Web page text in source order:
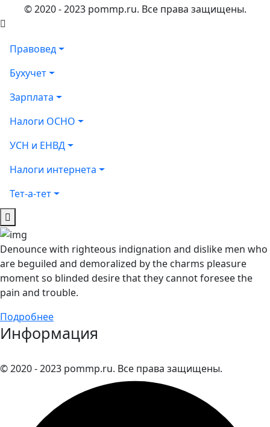
© 2020 - 2023 pommp.ru. Все права защищены.
Правовед
Бухучет
Зарплата
Налоги ОСНО
УСН и ЕНВД
Налоги интернета
Тет-а-тет
Denounce with righteous indignation and dislike men who
are beguiled and demoralized by the charms pleasure
moment so blinded desire that they cannot foresee the
pain and trouble.
Подробнее
Информация
© 2020 - 2023 pommp.ru. Все права защищены.